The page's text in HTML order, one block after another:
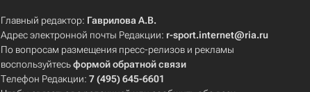
Главный редактор: Гаврилова А.В.
Адрес электронной почты Редакции: r-sport.internet@ria.ru
По вопросам размещения пресс-релизов и рекламы
воспользуйтесьформой обратной связи
Телефон Редакции:7 (495) 645-6601